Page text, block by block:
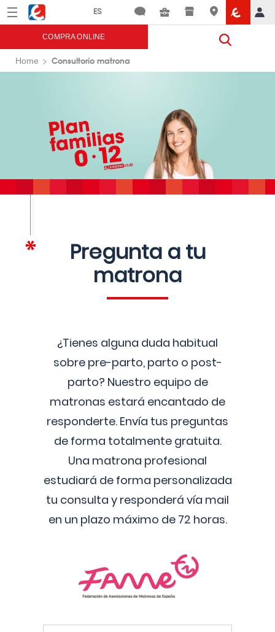
Menú Eroski
COMPRA ONLINE
Home Consultorio matrona
Pregunta a tu
matrona
¿Tienes alguna duda habitual
sobre pre-parto, parto o post-
parto? Nuestro equipo de
matronas estará encantado de
responderte. Envía tus preguntas
de forma totalmente gratuita.
Una matrona profesional
estudiará de forma personalizada
tu consulta y responderá vía mail
en un plazo máximo de 72 horas.